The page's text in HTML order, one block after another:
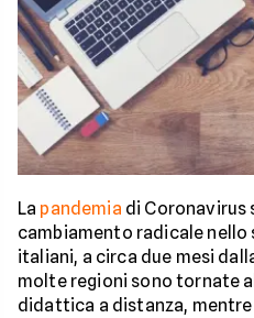
La pandemia di Coronavirus
cambiamento radicale
italiani, a circa due mesi
molte regioni sono tornate
didattica a distanza, mentre